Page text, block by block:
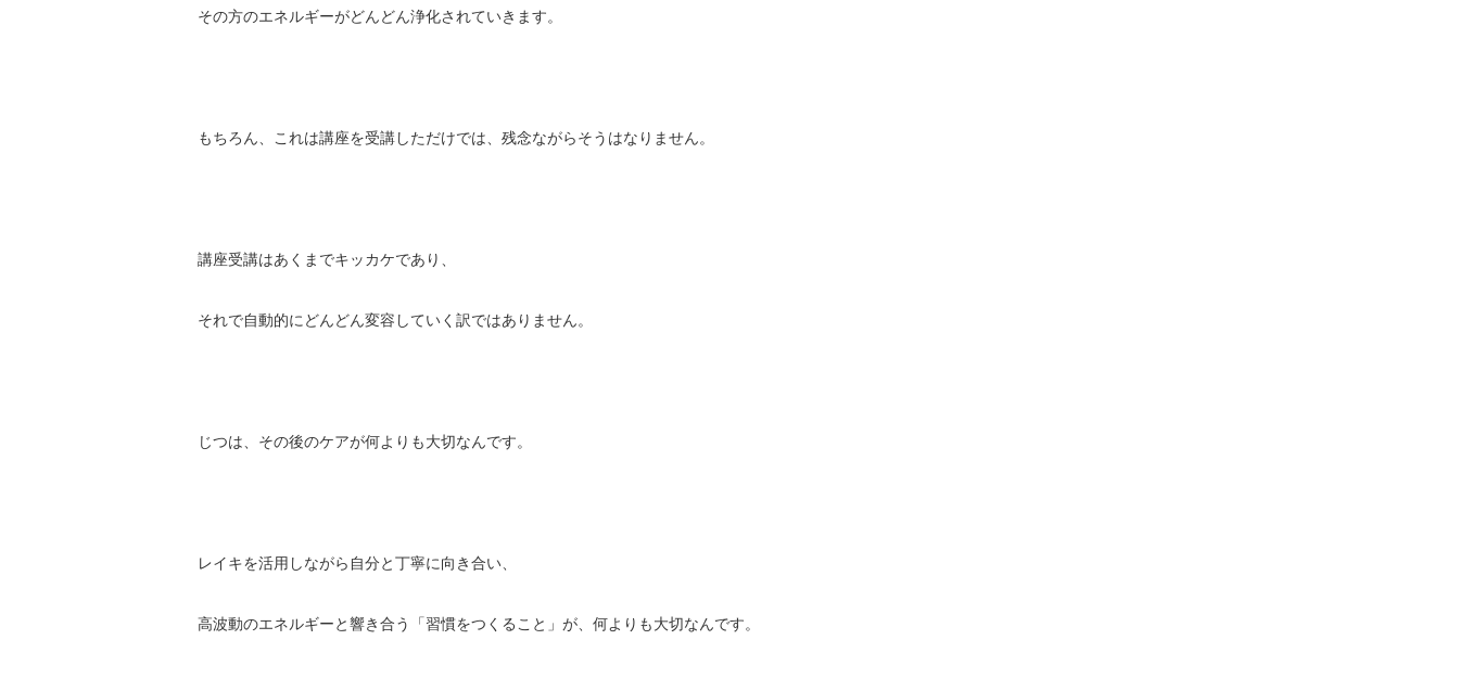
その方のエネルギーがどんどん浄化されていきます。
もちろん、これは講座を受講しただけでは、残念ながらそうはなりません。
講座受講はあくまでキッカケであり、
それで自動的にどんどん変容していく訳ではありません。
じつは、その後のケアが何よりも大切なんです。
レイキを活用しながら自分と丁寧に向き合い、
高波動のエネルギーと響き合う「習慣をつくること」が、何よりも大切なんです。